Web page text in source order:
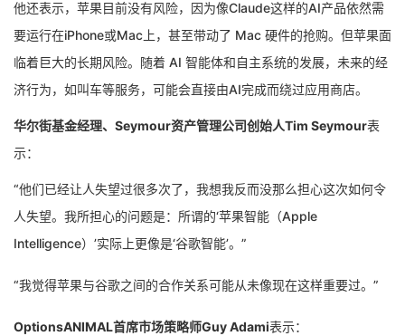
他还表示，苹果目前没有风险，因为像Claude这样的AI产品依然需
要运行在iPhone或Mac上，甚至带动了 Mac 硬件的抢购。但苹果面
临着巨大的长期风险。随着 AI 智能体和自主系统的发展，未来的经
济行为，如叫车等服务，可能会直接由AI完成而绕过应用商店。
华尔街基金经理、Seymour资产管理公司创始人Tim Seymour表
示：
“他们已经让人失望过很多次了，我想我反而没那么担心这次如何令
人失望。我所担心的问题是：所谓的‘苹果智能（Apple
Intelligence）’实际上更像是‘谷歌智能’。”
“我觉得苹果与谷歌之间的合作关系可能从未像现在这样重要过。”
OptionsANIMAL首席市场策略师Guy Adami表示：